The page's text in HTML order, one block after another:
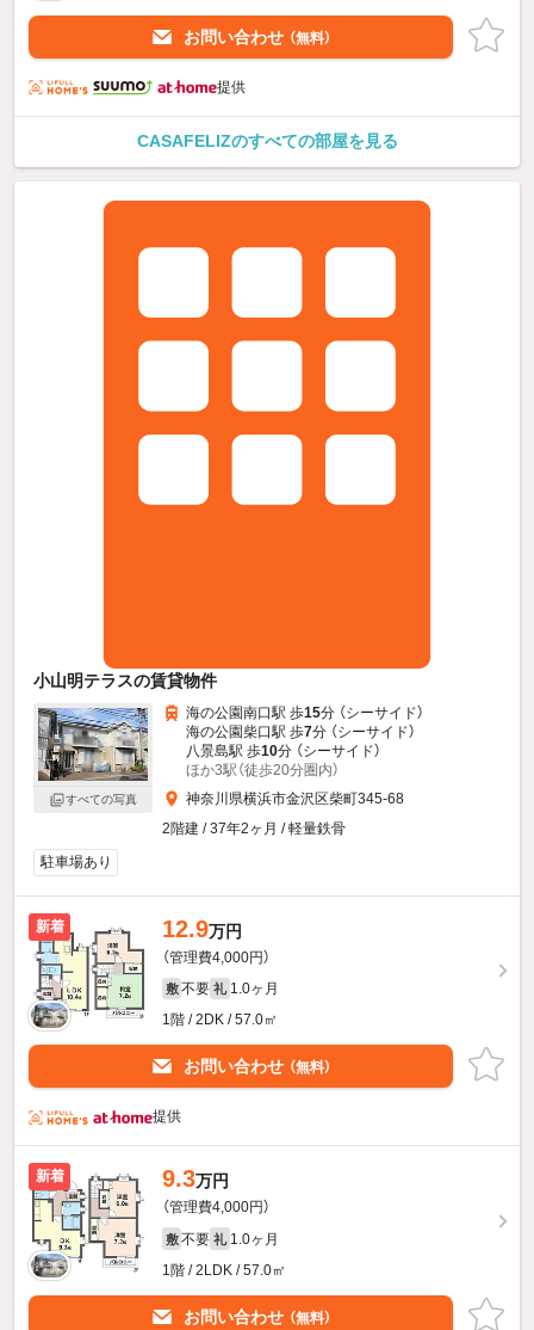
お問い合わせ （無料）
提供
CASAFELIZのすべての部屋を見る
小山明テラスの賃貸物件
すべての写真
海の公園南口駅 歩15分 （シーサイド）
海の公園柴口駅 歩7分 （シーサイド）
八景島駅 歩10分 （シーサイド）
ほか3駅（徒歩20分圏内）
神奈川県横浜市金沢区柴町345-68
2階建 / 37年2ヶ月 / 軽量鉄骨
駐車場あり
新着 12.9万円
（管理費4,000円）
敷 不要 礼 1.0ヶ月
1階 / 2DK / 57.0㎡
お問い合わせ （無料）
提供
新着 9.3万円
（管理費4,000円）
敷 不要 礼 1.0ヶ月
1階 / 2LDK / 57.0㎡
お問い合わせ （無料）